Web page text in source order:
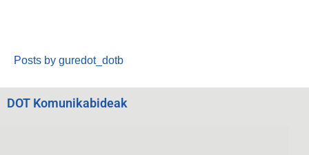
Posts by guredot_dotb
DOT Komunikabideak